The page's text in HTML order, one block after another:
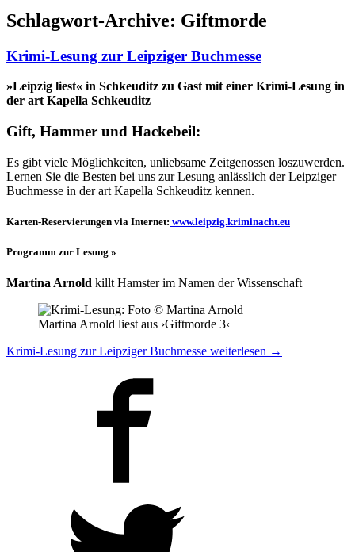
Schlagwort-Archive: Giftmorde
Krimi-Lesung zur Leipziger Buchmesse
»Leipzig liest« in Schkeuditz zu Gast mit einer Krimi-Lesung in
der art Kapella Schkeuditz
Gift, Hammer und Hackebeil:
Es gibt viele Möglichkeiten, unliebsame Zeitgenossen loszuwerden.
Lernen Sie die Besten bei uns zur Lesung anlässlich der Leipziger
Buchmesse in der art Kapella Schkeuditz kennen.
Karten-Reservierungen via Internet: www.leipzig.kriminacht.eu
Programm zur Lesung »
Martina Arnold killt Hamster im Namen der Wissenschaft
Martina Arnold liest aus ›Giftmorde 3‹
Krimi-Lesung zur Leipziger Buchmesse weiterlesen →